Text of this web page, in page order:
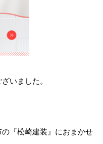
いました。
『松崎建装』におまかせ